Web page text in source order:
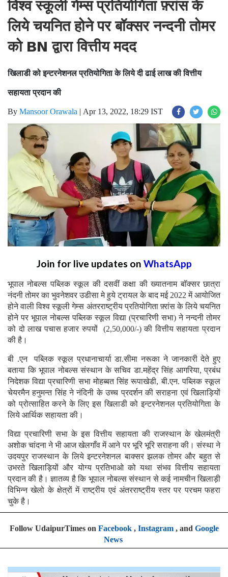
विश्व स्कूली गेम्स प्रतियोगिता फ़्रांस के
लिये चयनित होने पर बॉक्सर नन्दनी तोमर
को BN द्वारा वित्तीय मदद
खिलाडी को इन्टरनेशनल प्रतियोगिता के लिये दी ढाई लाख की वित्तीय
सहायता प्रदान की
By Mansoor Orawala | Apr 13, 2022, 18:29 IST
Join for live updates on WhatsApp
भूपाल नोबल्स पब्लिक स्कूल की दसवीं कक्षा की ख्यातनाम बॉक्सर छात्रा
नंदनी तोमर का भुवनेशवर उडीसा मे हुये ट्रायल के बाद मई 2022 में आयोजित
होने वाली विश्व स्कूली गेम्स अंतरराष्ट्रीय प्रतियोगिता फ़्रांस के लिये चयनित
होने पर भूपाल नोबल्स पब्लिक स्कूल विद्या (प्रचारिणी सभा) ने नन्दनी तोमर
को दो लाख पचास हजार रुपयों (2,50,000/-) की वित्तीय सहायता प्रदान
की है।
बी .एन पब्लिक स्कूल प्रधानाचार्या डा.सीमा नरूका ने जानकारी देते हुए
बताया कि भूपाल नोबल्स संस्थान के सचिव डा.महेंद्र सिंह आगरिया, प्रबंध
निदेशक विद्या प्रचारिणी सभा मोहब्बत सिंह रूपाखेडी, बी.एन. पब्लिक स्कूल
चेयरमैन हनुमन्त सिंह ने नंदिनी के उच्च प्रदर्शन की सराहना एवं खिलाड़ियों
को प्रोत्साहित करने के लिए इस खिलाडी को इन्टरनेशनल प्रतियोगिता के
लिये आर्थिक सहायता की।
विद्या प्रचारिणी सभा के इस वित्तीय सहायता की राजस्थान के खेलमंत्री
अशोक चांदना ने भी आज खेलगाँव में आने पर भूरि भूरि सराहना की। संस्था ने
उदयपुर राजस्थान के लिये इन्टरनेशनल बाक्सर झलक तोमर और बहुत से
उभरते खिलाड़ियों और योग्य प्रतिभाओ को यथा संभव वित्तीय सहायता
प्रदान की है। ज्ञातव्य है कि भूपाल नोबल्स संस्थान से कई नामचीन खिलाड़ी
विभिन्न खेलो के क्षेत्रों में राष्ट्रीय एवं अंतरराष्ट्रीय स्तर पर परचम फहरा
चुके है।
Follow UdaipurTimes on Facebook, Instagram, and Google
News